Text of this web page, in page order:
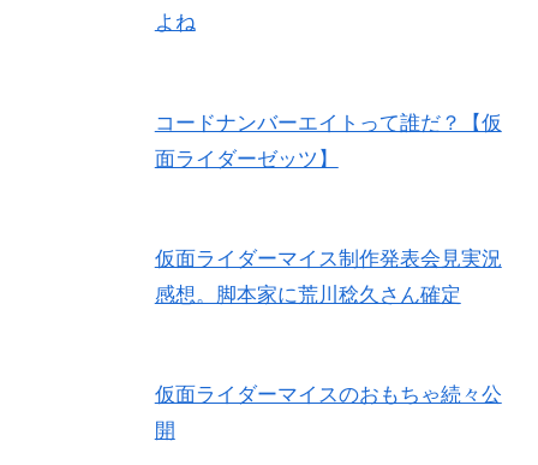
よね
コードナンバーエイトって誰だ？【仮
面ライダーゼッツ】
仮面ライダーマイス制作発表会見実況
感想。脚本家に荒川稔久さん確定
仮面ライダーマイスのおもちゃ続々公
開